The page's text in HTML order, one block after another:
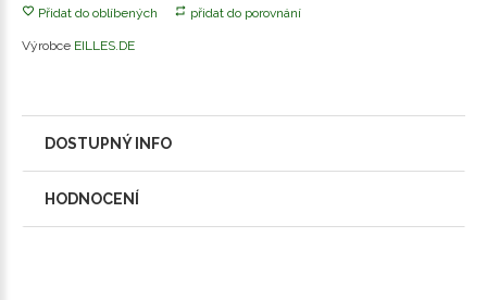
Přidat do oblíbených přidat do porovnání
Výrobce EILLES.DE
DOSTUPNÝ INFO
HODNOCENÍ